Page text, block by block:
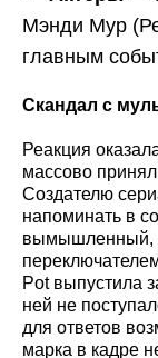
Мэнди Мур
главным
Скандал с
Реакция
массово
Создателю
напоминать в
вымышленный,
Pot выпустила
ней не
для ответов
марка в кадре